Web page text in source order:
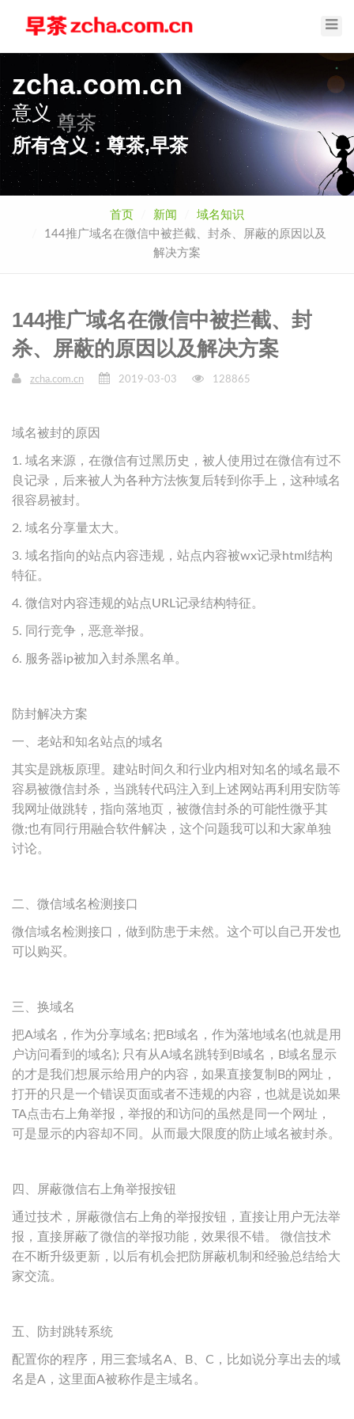
zcha.com.cn
意义尊茶
所有含义：尊茶,早茶
首页 新闻
域名知识
144推广域名在微信中被拦截、封杀、屏蔽的原因以及
解决方案
144推广域名在微信中被拦截、封
杀、屏蔽的原因以及解决方案
zcha.com.cn 2019-03-03 128865
域名被封的原因
1. 域名来源，在微信有过黑历史，被人使用过在微信有过不
良记录，后来被人为各种方法恢复后转到你手上，这种域名
很容易被封。
2. 域名分享量太大。
3. 域名指向的站点内容违规，站点内容被wx记录html结构
特征。
4. 微信对内容违规的站点URL记录结构特征。
5. 同行竞争，恶意举报。
6. 服务器ip被加入封杀黑名单。
防封解决方案
一、老站和知名站点的域名
其实是跳板原理。建站时间久和行业内相对知名的域名最不
容易被微信封杀，当跳转代码注入到上述网站再利用安防等
我网址做跳转，指向落地页，被微信封杀的可能性微乎其
微;也有同行用融合软件解决，这个问题我可以和大家单独
讨论。
二、微信域名检测接口
微信域名检测接口，做到防患于未然。这个可以自己开发也
可以购买。
三、换域名
把A域名，作为分享域名; 把B域名，作为落地域名(也就是用
户访问看到的域名); 只有从A域名跳转到B域名，B域名显示
的才是我们想展示给用户的内容，如果直接复制B的网址，
打开的只是一个错误页面或者不违规的内容，也就是说如果
TA点击右上角举报，举报的和访问的虽然是同一个网址，
可是显示的内容却不同。从而最大限度的防止域名被封杀。
四、屏蔽微信右上角举报按钮
通过技术，屏蔽微信右上角的举报按钮，直接让用户无法举
报，直接屏蔽了微信的举报功能，效果很不错。 微信技术
在不断升级更新，以后有机会把防屏蔽机制和经验总结给大
家交流。
五、防封跳转系统
配置你的程序，用三套域名A、B、C，比如说分享出去的域
名是A，这里面A被称作是主域名。